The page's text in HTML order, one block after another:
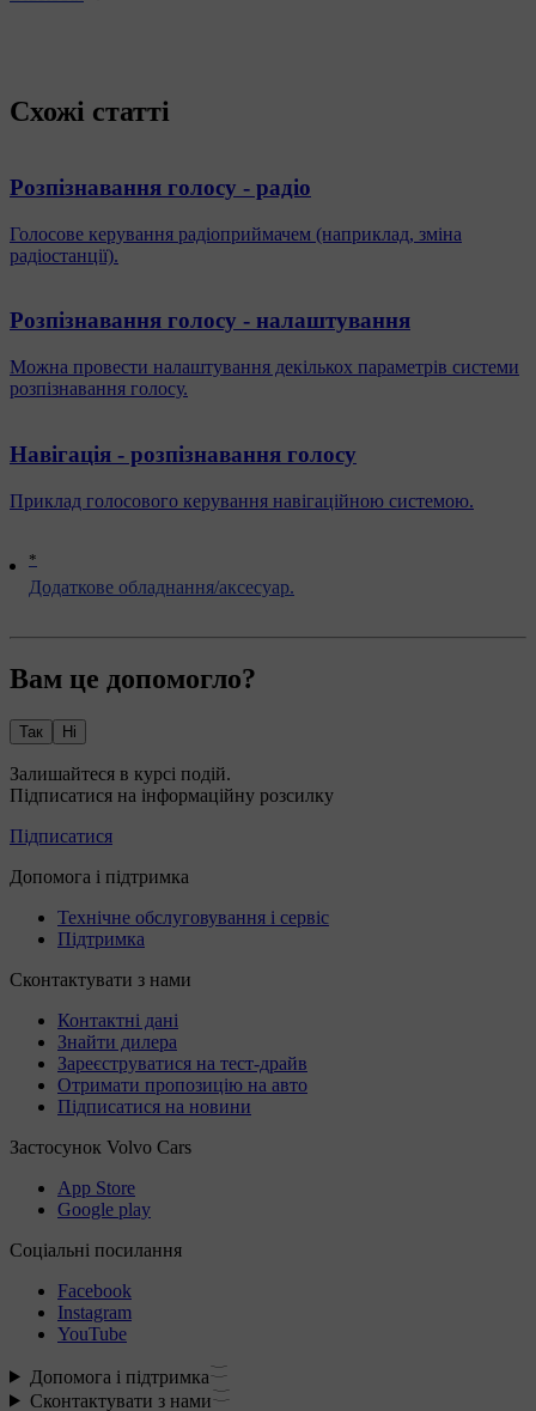
*
Додаткове обладнання/аксесуар.
Схожі статті
Розпізнавання голосу - радіо
Голосове керування радіоприймачем (наприклад, зміна
радіостанції).
Розпізнавання голосу - налаштування
Можна провести налаштування декількох параметрів системи
розпізнавання голосу.
Навігація - розпізнавання голосу
Приклад голосового керування навігаційною системою.
Вам це допомогло?
Так Ні